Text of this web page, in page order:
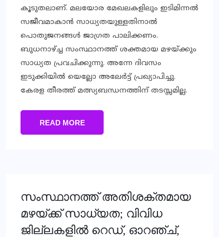
കൂടുതലാണ്. മലയോര മേഖലകളിലും ഇടിമിന്നല്‍
സജീവമാകാന്‍ സാധ്യതയുള്ളതിനാല്‍
പൊതുജനങ്ങള്‍ ജാഗ്രത പാലിക്കണം.
ബുധനാഴ്ച്ച സംസ്ഥാനത്ത് ശക്തമായ മഴയ്ക്കും
സാധ്യത പ്രവചിക്കുന്നു. അന്നേ ദിവസം
ഇടുക്കിയില്‍ യെല്ലോ അലേര്‍ട്ട് പ്രഖ്യാപിച്ചു.
കേരള തീരത്ത് മത്സ്യബന്ധനത്തിന് തടസ്സമില്ല.
READ MORE
സംസ്ഥാനത്ത് അതിശക്തമായ
മഴയ്ക്ക് സാധ്യത; വിവിധ
ജില്ലകളില്‍ റെഡ്, ഓറഞ്ച്,